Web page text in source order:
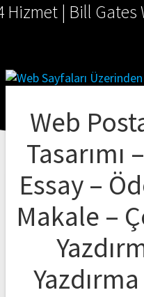
Hizmet | Bill Gates
Web
Tasarımı
Essay –
Makale –